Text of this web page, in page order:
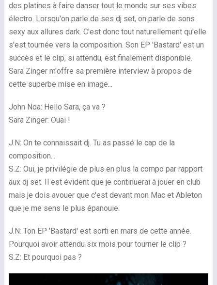
des platines à faire danser tout le monde sur ses vibes
électro. Lorsqu'on parle de ses dj set, on parle de sons
sexy aux allures dark. C'est donc tout naturellement qu'elle
s'est tournée vers la composition. Son EP 'Bastard' est un
succès et le clip, si attendu, est finalement disponible.
Sara Zinger m'offre sa première interview à propos de
cette superbe mise en image...
John Noa: Hello Sara, ça va ?
Sara Zinger: Ouai !
J.N: On te connaissait dj. Tu as passé le cap de la
composition...
S.Z: Oui, je privilégie de plus en plus la compo par rapport
aux dj set. Il est évident que je continuerai à jouer en club
mais je dois avouer que c'est devant mon Mac et Ableton
que je me sens le plus épanouie.
J.N: Ton EP 'Bastard' est sorti en mars de cette année.
Pourquoi avoir attendu six mois pour tourner le clip ?
S.Z: Et pourquoi pas ?